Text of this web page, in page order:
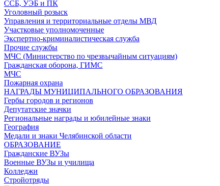
ССБ, УЭБ и ПК
Уголовный розыск
Управления и территориальные отделы МВД
Участковые уполномоченные
Экспертно-криминалистическая служба
Прочие службы
МЧС (Министерство по чрезвычайным ситуациям)
Гражданская оборона, ГИМС
МЧС
Пожарная охрана
НАГРАДЫ МУНИЦИПАЛЬНОГО ОБРАЗОВАНИЯ
Гербы городов и регионов
Депутатские значки
Региональные награды и юбилейные знаки
География
Медали и знаки Челябинской области
ОБРАЗОВАНИЕ
Гражданские ВУЗы
Военные ВУЗы и училища
Колледжи
Стройотряды